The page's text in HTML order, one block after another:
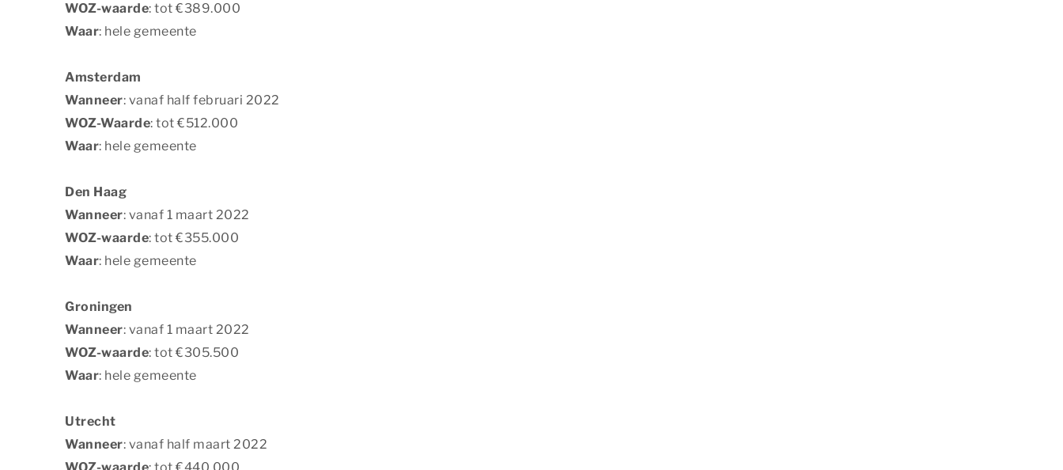
WOZ-waarde: tot €389.000
Waar: hele gemeente
Amsterdam
Wanneer: vanaf half februari 2022
WOZ-Waarde: tot €512.000
Waar: hele gemeente
Den Haag
Wanneer: vanaf 1 maart 2022
WOZ-waarde: tot €355.000
Waar: hele gemeente
Groningen
Wanneer: vanaf 1 maart 2022
WOZ-waarde: tot €305.500
Waar: hele gemeente
Utrecht
Wanneer: vanaf half maart 2022Marketingcookies worden gebruikt om bezoekers te volgen wanneer ze verschillende websites